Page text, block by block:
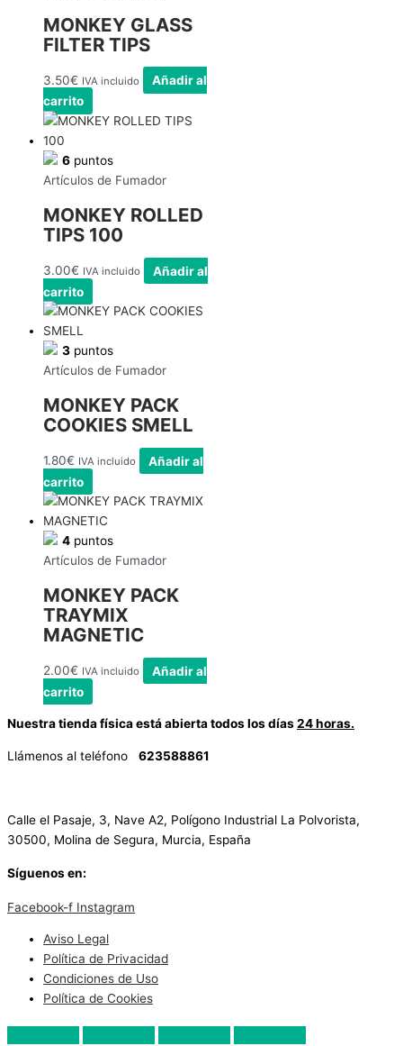
MONKEY GLASS
FILTER TIPS
3.50€ IVA incluido
Añadir al
carrito
6 puntos
Artículos de Fumador
MONKEY ROLLED
TIPS 100
3.00€ IVA incluido
Añadir al
carrito
3 puntos
Artículos de Fumador
MONKEY PACK
COOKIES SMELL
1.80€ IVA incluido
Añadir al
carrito
4 puntos
Artículos de Fumador
MONKEY PACK
TRAYMIX
MAGNETIC
2.00€ IVA incluido
Añadir al
carrito
Nuestra tienda física está abierta todos los días24 horas.
Llámenos al teléfono 623588861
Calle el Pasaje, 3, Nave A2, Polígono Industrial La Polvorista,
30500, Molina de Segura, Murcia, España
Síguenos en:
Facebook-f Instagram
Aviso Legal
Política de Privacidad
Condiciones de Uso
Política de Cookies